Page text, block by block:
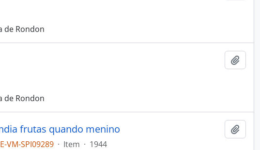
de Rondon
de Rondon
frutas quando menino
VM-SPI09289 · Item · 1944